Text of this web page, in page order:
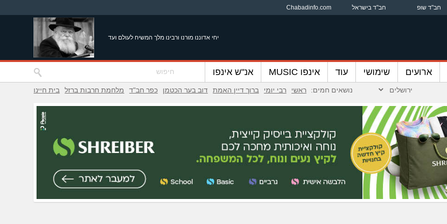
חב"ד שופ חב"ד בישראל Chabadinfo.com
יחי אדוננו מורנו ורבינו מלך המשיח לעולם ועד
ארועים שימושי עוד אינפו MUSIC אנ"ש אינפו
נושאים חמים: ראשי רבי יומי ברוך דיין האמת דוב בער הכטמן כפר חב"ד מלחמת חרבות ברזל בית חיינו